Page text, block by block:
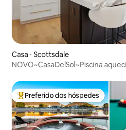
Casa ⋅ Scottsdale
NOVO~CasaDelSol~Piscina
Entre os melhores preferidos dos
Preferido dos hóspedes